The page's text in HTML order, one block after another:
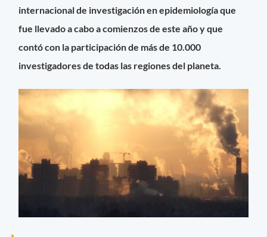
internacional de investigación en epidemiología que
fue llevado a cabo a comienzos de este año y que
contó con la participación de más de 10.000
investigadores de todas las regiones del planeta.